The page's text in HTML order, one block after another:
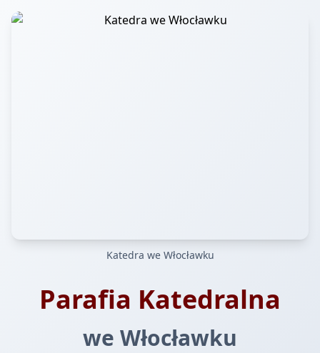
Katedra we Włocławku
Parafia Katedralna
we Włocławku